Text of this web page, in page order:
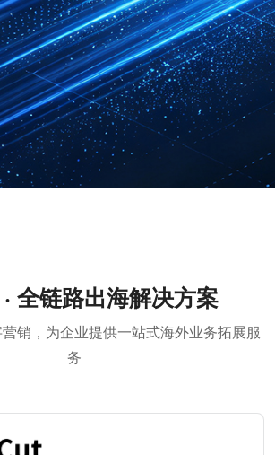
全链路出海解决方案
销，为企业提供一站式海外业务拓展服
务